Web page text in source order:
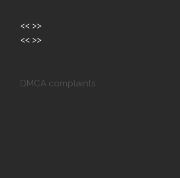
<< >>
<< >>
DMCA complaints